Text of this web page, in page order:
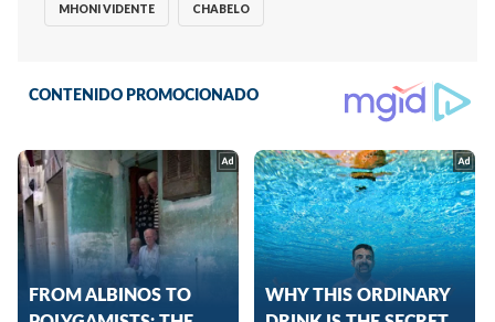
MHONI VIDENTE CHABELO